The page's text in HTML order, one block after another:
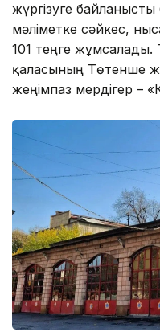
жүргізуге
мәліметке сәйкес,
101 теңге
қаласының Төтенше
жеңімпаз мердігер –